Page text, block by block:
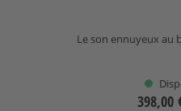
Le son ennuyeux au
398,00